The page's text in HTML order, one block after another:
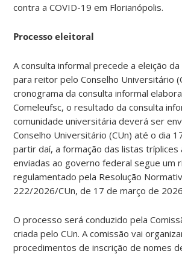
contra a COVID-19 em Florianópolis.
Processo eleitoral
A consulta informal precede a eleição
para reitor pelo Conselho Universitário
cronograma da consulta informal
Comeleufsc, o resultado da consulta
comunidade universitária deverá ser
Conselho Universitário (CUn) até o dia
partir daí, a formação das listas tríplices
enviadas ao governo federal segue um
regulamentado pela Resolução
222/2026/CUn, de 17 de março de
O processo será conduzido pela
criada pelo CUn. A comissão vai
procedimentos de inscrição de nomes